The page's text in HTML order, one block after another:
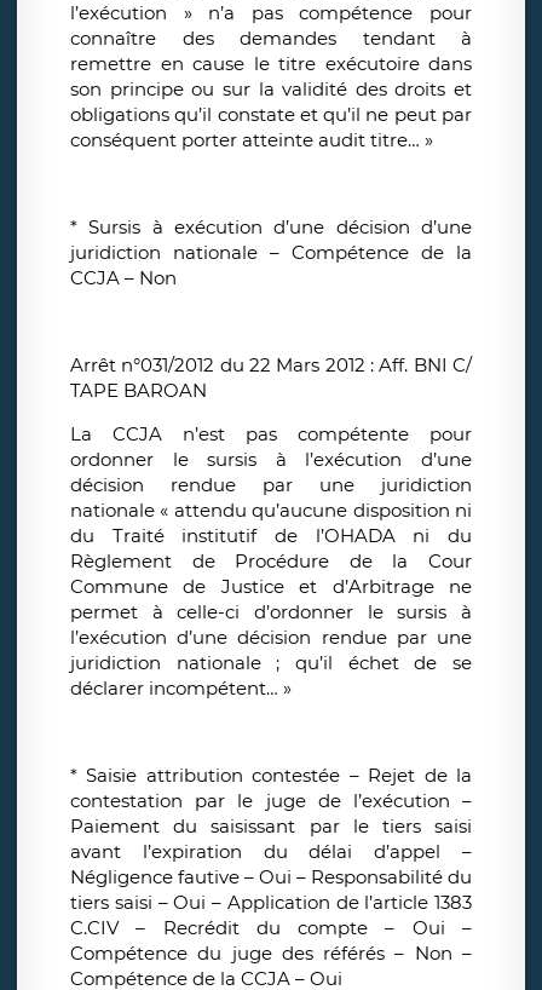
l’exécution » n’a pas compétence pour
connaître des demandes tendant à
remettre en cause le titre exécutoire dans
son principe ou sur la validité des droits et
obligations qu’il constate et qu’il ne peut par
conséquent porter atteinte audit titre… »
* Sursis à exécution d’une décision d’une
juridiction nationale – Compétence de la
CCJA – Non
Arrêt n°031/2012 du 22 Mars 2012 : Aff. BNI C/
TAPE BAROAN
La CCJA n’est pas compétente pour
ordonner le sursis à l’exécution d’une
décision rendue par une juridiction
nationale « attendu qu’aucune disposition ni
du Traité institutif de l’OHADA ni du
Règlement de Procédure de la Cour
Commune de Justice et d’Arbitrage ne
permet à celle-ci d’ordonner le sursis à
l’exécution d’une décision rendue par une
juridiction nationale ; qu’il échet de se
déclarer incompétent… »
* Saisie attribution contestée – Rejet de la
contestation par le juge de l’exécution –
Paiement du saisissant par le tiers saisi
avant l’expiration du délai d’appel –
Négligence fautive – Oui – Responsabilité du
tiers saisi – Oui – Application de l’article 1383
C.CIV – Recrédit du compte – Oui –
Compétence du juge des référés – Non –
Compétence de la CCJA – Oui